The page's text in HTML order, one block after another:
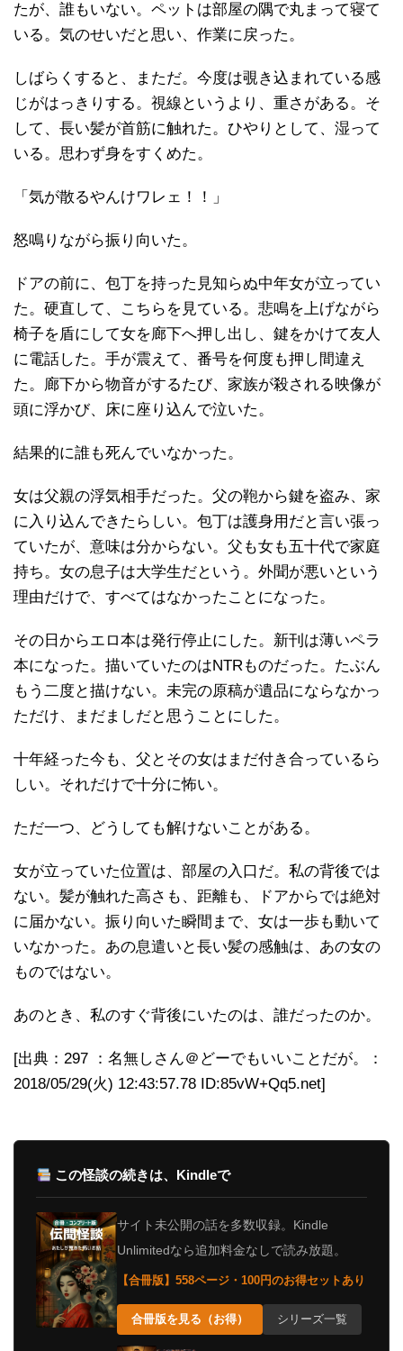
たが、誰もいない。ペットは部屋の隅で丸まって寝て
いる。気のせいだと思い、作業に戻った。
しばらくすると、まただ。今度は覗き込まれている感
じがはっきりする。視線というより、重さがある。そ
して、長い髪が首筋に触れた。ひやりとして、湿って
いる。思わず身をすくめた。
「気が散るやんけワレェ！！」
怒鳴りながら振り向いた。
ドアの前に、包丁を持った見知らぬ中年女が立ってい
た。硬直して、こちらを見ている。悲鳴を上げながら
椅子を盾にして女を廊下へ押し出し、鍵をかけて友人
に電話した。手が震えて、番号を何度も押し間違え
た。廊下から物音がするたび、家族が殺される映像が
頭に浮かび、床に座り込んで泣いた。
結果的に誰も死んでいなかった。
女は父親の浮気相手だった。父の鞄から鍵を盗み、家
に入り込んできたらしい。包丁は護身用だと言い張っ
ていたが、意味は分からない。父も女も五十代で家庭
持ち。女の息子は大学生だという。外聞が悪いという
理由だけで、すべてはなかったことになった。
その日からエロ本は発行停止にした。新刊は薄いペラ
本になった。描いていたのはNTRものだった。たぶん
もう二度と描けない。未完の原稿が遺品にならなかっ
ただけ、まだましだと思うことにした。
十年経った今も、父とその女はまだ付き合っているら
しい。それだけで十分に怖い。
ただ一つ、どうしても解けないことがある。
女が立っていた位置は、部屋の入口だ。私の背後では
ない。髪が触れた高さも、距離も、ドアからでは絶対
に届かない。振り向いた瞬間まで、女は一歩も動いて
いなかった。あの息遣いと長い髪の感触は、あの女の
ものではない。
あのとき、私のすぐ背後にいたのは、誰だったのか。
[出典：297 ：名無しさん＠どーでもいいことだが。：
2018/05/29(火) 12:43:57.78 ID:85vW+Qq5.net]
この怪談の続きは、Kindleで
サイト未公開の話を多数収録。Kindle
Unlimitedなら追加料金なしで読み放題。
【合冊版】558ページ・100円のお得セットあり
合冊版を見る（お得） シリーズ一覧